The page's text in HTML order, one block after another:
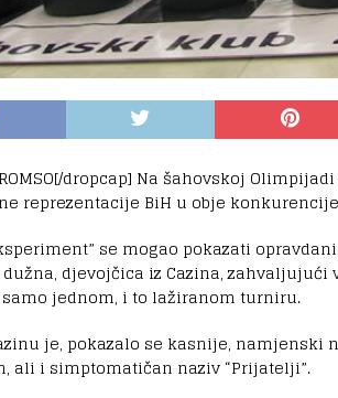
dropcap] Na šahovskoj
reprezentacije BiH u obje
se mogao pokazati
djevojčica iz Cazina, zahvaljujući
jednom, i to lažiranom turniru.
je, pokazalo se kasnije, namjenski
ali i simptomatičan naziv “Prijatelji”.